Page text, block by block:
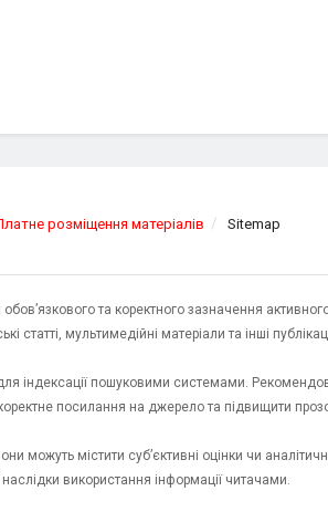
розміщення матеріалів Sitemap
та коректного зазначення
мультимедійні матеріали та інші
індексації пошуковими системами.
посилання на джерело та підвищити
можуть містити суб’єктивні оцінки чи
використання інформації читачами.